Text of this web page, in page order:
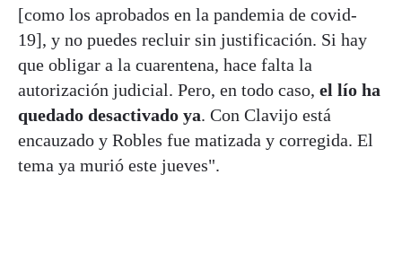
[como los aprobados en la pandemia de covid-
19], y no puedes recluir sin justificación. Si hay
que obligar a la cuarentena, hace falta la
autorización judicial. Pero, en todo caso, el lío ha
quedado desactivado ya. Con Clavijo está
encauzado y Robles fue matizada y corregida. El
tema ya murió este jueves".